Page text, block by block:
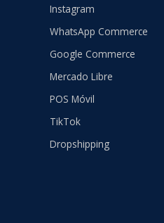
Instagram
WhatsApp Commerce
Google Commerce
Mercado Libre
POS Móvil
TikTok
Dropshipping